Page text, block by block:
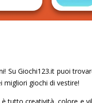
Su Giochi123.it puoi
migliori giochi di vestire!